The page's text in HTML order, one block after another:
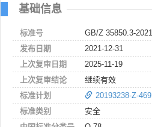
基础信息
标准号
GB/Z 35850.3-2021
发布日期
2021-12-31
上次复审日期
2025-11-19
上次复审结论
继续有效
标准计划
20193238-Z-469
标准类别
安全